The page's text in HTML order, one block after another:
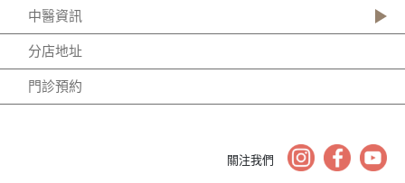
中醫資訊
分店地址
門診預約
關注我們